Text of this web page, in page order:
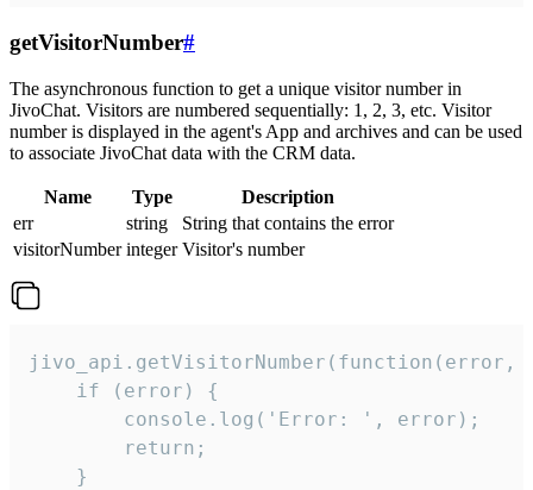
getVisitorNumber#
The asynchronous function to get a unique visitor number in
JivoChat. Visitors are numbered sequentially: 1, 2, 3, etc. Visitor
number is displayed in the agent's App and archives and can be used
to associate JivoChat data with the CRM data.
Name Type
Description
err
string
String that contains the error
visitorNumber integer Visitor's number
jivo_api.getVisitorNumber(function(error,
    if (error) {
        console.log('Error: ', error);
        return;
    }